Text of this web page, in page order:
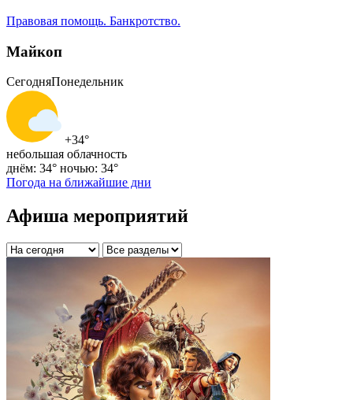
Правовая помощь. Банкротство.
Майкоп
СегодняПонедельник
+34°
небольшая облачность
днём: 34° ночью: 34°
Погода на ближайшие дни
Афиша мероприятий